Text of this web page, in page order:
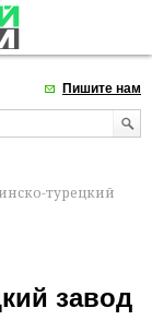
Пишите нам
турецкий
завод